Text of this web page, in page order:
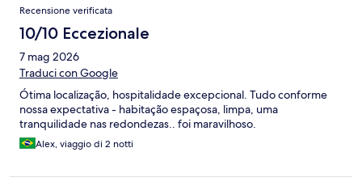
Recensione verificata
10/10 Eccezionale
7 mag 2026
Traduci con Google
Ótima localização, hospitalidade excepcional. Tudo conforme
nossa expectativa - habitação espaçosa, limpa, uma
tranquilidade nas redondezas.. foi maravilhoso.
Alex, viaggio di 2 notti